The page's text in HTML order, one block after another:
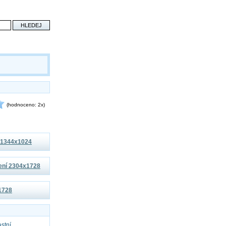
(hodnoceno: 2x)
2304x1728